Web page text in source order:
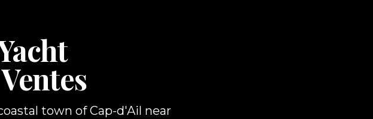
town of Cap-d'Ail near